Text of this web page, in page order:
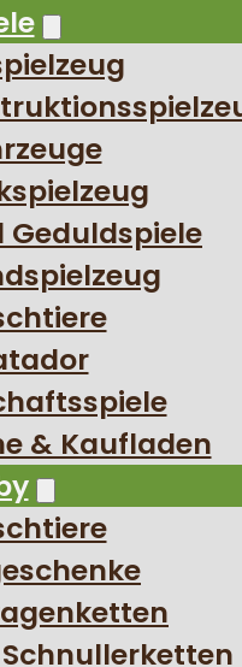
Geduldspiele
& Kaufladen